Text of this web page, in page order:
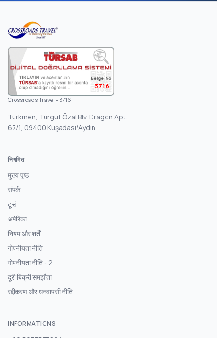
3716
Crossroads Travel - 3716
Türkmen, Turgut Özal Blv. Dragon Apt.
67/1, 09400 Kuşadası/Aydın
निगमित
मुख्य पृष्ठ
संपर्क
टूर्स
अमेरिका
नियम और शर्तें
गोपनीयता नीति
गोपनीयता नीति - 2
दूरी बिक्री समझौता
रद्दीकरण और धनवापसी नीति
INFORMATIONS